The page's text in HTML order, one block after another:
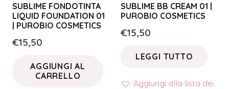
SUBLIME FONDOTINTA
LIQUID FOUNDATION 01
| PUROBIO COSMETICS
€15,50
AGGIUNGI AL
CARRELLO
SUBLIME BB CREAM 01 |
PUROBIO COSMETICS
€15,50
LEGGI TUTTO
Aggiungi alla lista dei